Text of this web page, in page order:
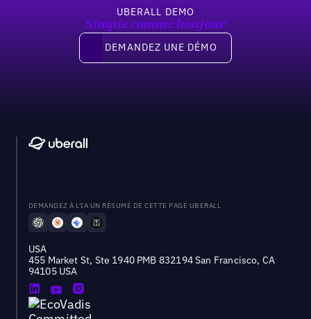
UBERALL DEMO
Simple comme bonjour
Demandez une démo
DEMANDEZ UNE DÉMO
DEMANDEZ À L'IA UN RÉSUMÉ DE CETTE PAGE UBERALL
USA
455 Market St, Ste 1940 PMB 832194 San Francisco, CA
94105 USA